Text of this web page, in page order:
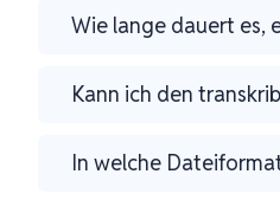
Wie lange dauert es,
Kann ich den
In welche